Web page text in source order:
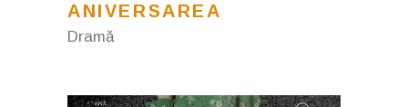
ANIVERSAREA
Dramă